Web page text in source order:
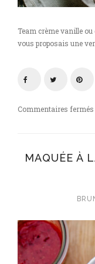
Team crème vanille
vous proposais une
Commentaires fermés
MAQUÉE À